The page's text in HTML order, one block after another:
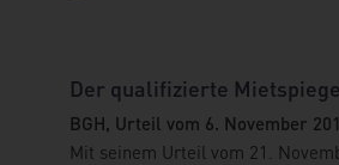
Der qualifizierte
BGH, Urteil vom 6. November
Mit seinem Urteil vom 21.